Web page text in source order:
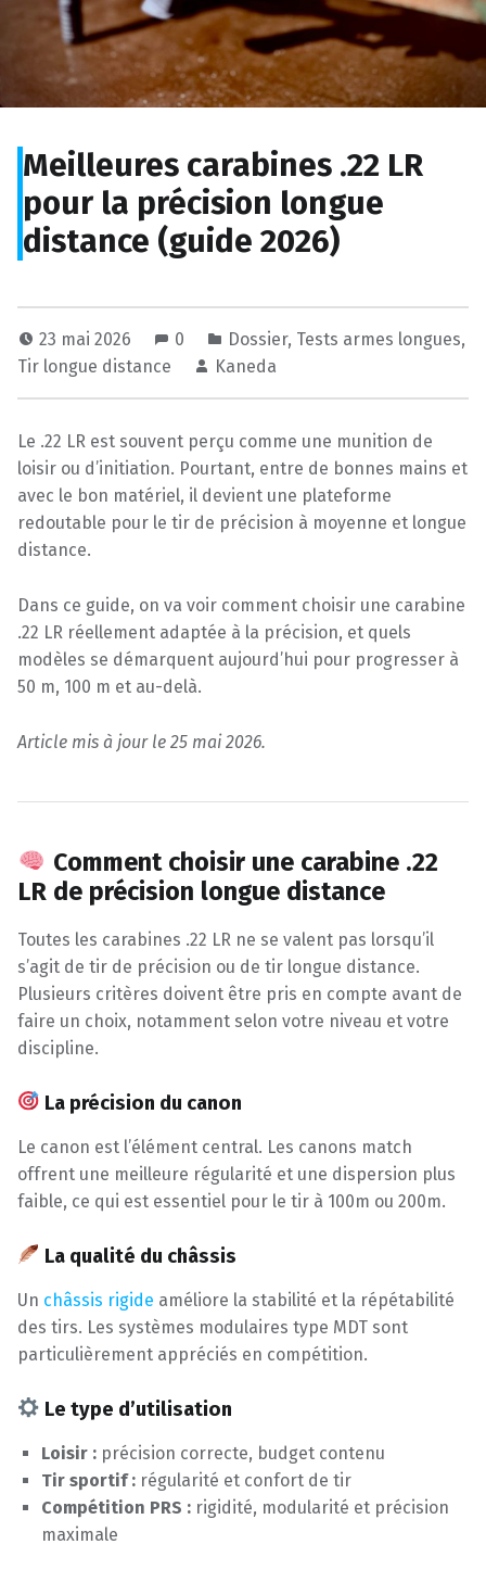
Meilleures carabines .22 LR
pour la précision longue
distance (guide 2026)
23 mai 2026 0 Dossier, Tests armes longues,
Tir longue distance
Kaneda
Le .22 LR est souvent perçu comme une munition de
loisir ou d’initiation. Pourtant, entre de bonnes mains et
avec le bon matériel, il devient une plateforme
redoutable pour le tir de précision à moyenne et longue
distance.
Dans ce guide, on va voir comment choisir une carabine
.22 LR réellement adaptée à la précision, et quels
modèles se démarquent aujourd’hui pour progresser à
50 m, 100 m et au-delà.
Article mis à jour le 25 mai 2026.
Comment choisir une carabine .22
LR de précision longue distance
Toutes les carabines .22 LR ne se valent pas lorsqu’il
s’agit de tir de précision ou de tir longue distance.
Plusieurs critères doivent être pris en compte avant de
faire un choix, notamment selon votre niveau et votre
discipline.
La précision du canon
Le canon est l’élément central. Les canons match
offrent une meilleure régularité et une dispersion plus
faible, ce qui est essentiel pour le tir à 100m ou 200m.
La qualité du châssis
Un châssis rigide améliore la stabilité et la répétabilité
des tirs. Les systèmes modulaires type MDT sont
particulièrement appréciés en compétition.
Le type d’utilisation
Loisir : précision correcte, budget contenu
Tir sportif : régularité et confort de tir
Compétition PRS : rigidité, modularité et précision
maximale